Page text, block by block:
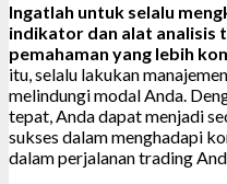
Ingatlah untuk selalu
indikator dan alat analisis
pemahaman yang lebih
itu, selalu lakukan
melindungi modal Anda.
tepat, Anda dapat menjadi
sukses dalam menghadapi
dalam perjalanan trading